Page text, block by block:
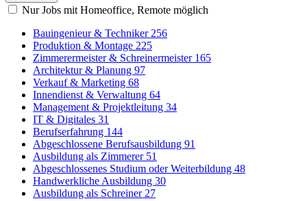
Nur Jobs mit Homeoffice, Remote möglich
Bauingenieur & Techniker 256
Produktion & Montage 225
Zimmerermeister & Schreinermeister 165
Architektur & Planung 97
Verkauf & Marketing 68
Innendienst & Verwaltung 64
Management & Projektleitung 34
IT & Digitales 31
Berufserfahrung 144
Abgeschlossene Berufsausbildung 91
Ausbildung als Zimmerer 51
Abgeschlossenes Studium oder Weiterbildung 48
Handwerkliche Ausbildung 30
Ausbildung als Schreiner 27